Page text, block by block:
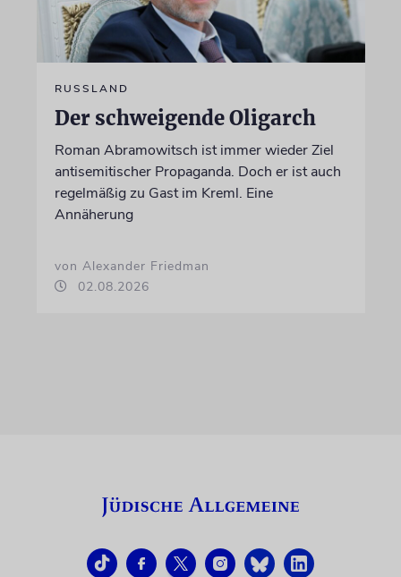
RUSSLAND
Der schweigende Oligarch
Roman Abramowitsch ist immer wieder Ziel
antisemitischer Propaganda. Doch er ist auch
regelmäßig zu Gast im Kreml. Eine
Annäherung
von Alexander Friedman
02.08.2026